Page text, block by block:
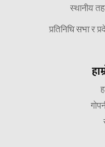
स्थानीय
प्रतिनिधि सभा र